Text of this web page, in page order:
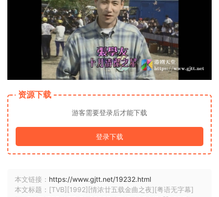
资源下载
游客需要登录后才能下载
登录下载
本文链接： https://www.gjtt.net/19232.html
本文标题：[TVB][1992][情浓廿五载金曲之夜][粤语无字幕]